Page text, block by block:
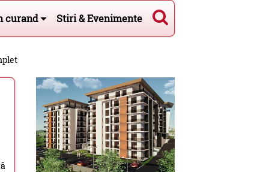
curand Stiri & Evenimente